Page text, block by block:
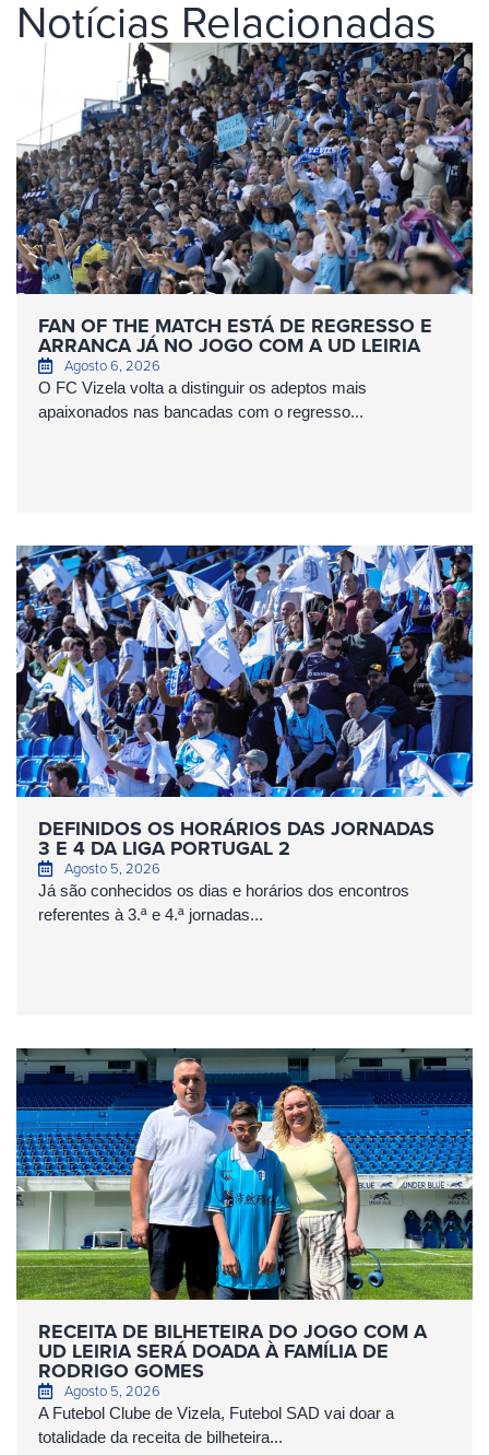
Notícias Relacionadas
FAN OF THE MATCH ESTÁ DE REGRESSO E
ARRANCA JÁ NO JOGO COM A UD LEIRIA
Agosto 6, 2026
O FC Vizela volta a distinguir os adeptos mais
apaixonados nas bancadas com o regresso...
DEFINIDOS OS HORÁRIOS DAS JORNADAS
3 E 4 DA LIGA PORTUGAL 2
Agosto 5, 2026
Já são conhecidos os dias e horários dos encontros
referentes à 3.ª e 4.ª jornadas...
RECEITA DE BILHETEIRA DO JOGO COM A
UD LEIRIA SERÁ DOADA À FAMÍLIA DE
RODRIGO GOMES
Agosto 5, 2026
A Futebol Clube de Vizela, Futebol SAD vai doar a
totalidade da receita de bilheteira...